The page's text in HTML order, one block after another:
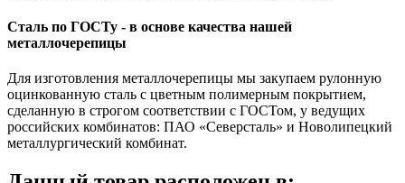
Сталь по ГОСТу - в основе качества нашей
металлочерепицы
Для изготовления металлочерепицы мы закупаем рулонную
оцинкованную сталь с цветным полимерным покрытием,
сделанную в строгом соответствии с ГОСТом, у ведущих
российских комбинатов: ПАО «Северсталь» и Новолипецкий
металлургический комбинат.